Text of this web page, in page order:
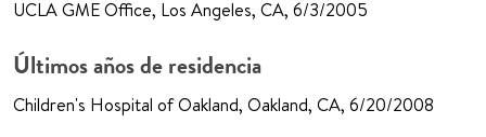
UCLA GME Office, Los Angeles, CA, 6/3/2005
Últimos años de residencia
Children's Hospital of Oakland, Oakland, CA, 6/20/2008